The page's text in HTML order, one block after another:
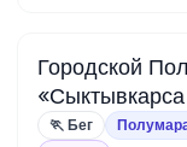
Городской
🏃 Бег